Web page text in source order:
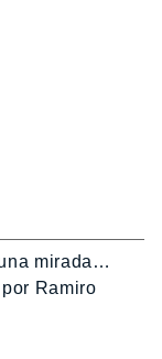
mirada…
Ramiro